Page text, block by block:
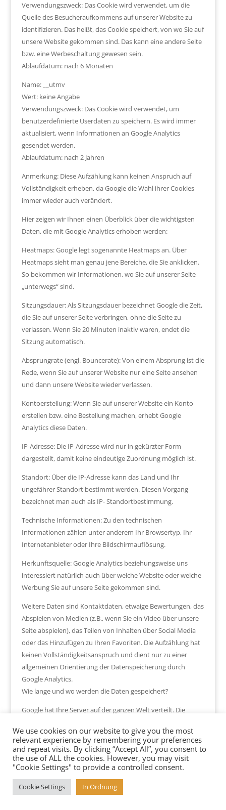
Verwendungszweck: Das Cookie wird verwendet, um die
Quelle des Besucheraufkommens auf unserer Website zu
identifizieren. Das heißt, das Cookie speichert, von wo Sie auf
unsere Website gekommen sind. Das kann eine andere Seite
bzw. eine Werbeschaltung gewesen sein.
Ablaufdatum: nach 6 Monaten
Name: __utmv
Wert: keine Angabe
Verwendungszweck: Das Cookie wird verwendet, um
benutzerdefinierte Userdaten zu speichern. Es wird immer
aktualisiert, wenn Informationen an Google Analytics
gesendet werden.
Ablaufdatum: nach 2 Jahren
Anmerkung: Diese Aufzählung kann keinen Anspruch auf
Vollständigkeit erheben, da Google die Wahl ihrer Cookies
immer wieder auch verändert.
Hier zeigen wir Ihnen einen Überblick über die wichtigsten
Daten, die mit Google Analytics erhoben werden:
Heatmaps: Google legt sogenannte Heatmaps an. Über
Heatmaps sieht man genau jene Bereiche, die Sie anklicken.
So bekommen wir Informationen, wo Sie auf unserer Seite
„unterwegs“ sind.
Sitzungsdauer: Als Sitzungsdauer bezeichnet Google die Zeit,
die Sie auf unserer Seite verbringen, ohne die Seite zu
verlassen. Wenn Sie 20 Minuten inaktiv waren, endet die
Sitzung automatisch.
Absprungrate (engl. Bouncerate): Von einem Absprung ist die
Rede, wenn Sie auf unserer Website nur eine Seite ansehen
und dann unsere Website wieder verlassen.
Kontoerstellung: Wenn Sie auf unserer Website ein Konto
erstellen bzw. eine Bestellung machen, erhebt Google
Analytics diese Daten.
IP-Adresse: Die IP-Adresse wird nur in gekürzter Form
dargestellt, damit keine eindeutige Zuordnung möglich ist.
Standort: Über die IP-Adresse kann das Land und Ihr
ungefährer Standort bestimmt werden. Diesen Vorgang
bezeichnet man auch als IP- Standortbestimmung.
Technische Informationen: Zu den technischen
Informationen zählen unter anderem Ihr Browsertyp, Ihr
Internetanbieter oder Ihre Bildschirmauflösung.
Herkunftsquelle: Google Analytics beziehungsweise uns
interessiert natürlich auch über welche Website oder welche
Werbung Sie auf unsere Seite gekommen sind.
Weitere Daten sind Kontaktdaten, etwaige Bewertungen, das
Abspielen von Medien (z.B., wenn Sie ein Video über unsere
Seite abspielen), das Teilen von Inhalten über Social Media
oder das Hinzufügen zu Ihren Favoriten. Die Aufzählung hat
keinen Vollständigkeitsanspruch und dient nur zu einer
allgemeinen Orientierung der Datenspeicherung durch
Google Analytics.
Wie lange und wo werden die Daten gespeichert?
Google hat Ihre Server auf der ganzen Welt verteilt. Die
Ihre Daten meist auf amerikanischen Servern gespeichert.
Hier können Sie genau nachlesen wo sich die Google-
Rechenzentren befinden:
https://www.google.com/about/datacenters/inside/location
s/?hl=de
We use cookies on our website to give you the most
relevant experience by remembering your preferences
and repeat visits. By clicking “Accept All”, you consent to
the use of ALL the cookies. However, you may visit
"Cookie Settings" to provide a controlled consent.
Cookie Settings In Ordnung